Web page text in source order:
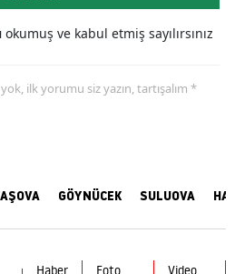
okumuş ve kabul etmiş sayılırsınız
ilk yorumu siz yazın, tartışalım *
GÖYNÜCEK SULUOVA
Haber Foto Video